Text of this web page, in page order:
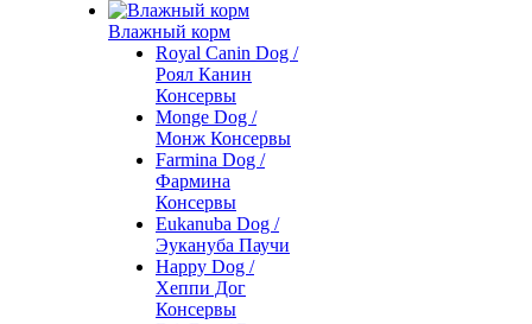
Влажный корм
Royal Canin Dog /
Роял Канин
Консервы
Monge Dog /
Монж Консервы
Farmina Dog /
Фармина
Консервы
Eukanuba Dog /
Эукануба Паучи
Happy Dog /
Хеппи Дог
Консервы